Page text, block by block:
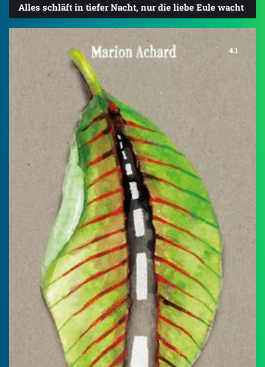
Alles schläft in tiefer Nacht, nur die liebe Eule wacht
4.1